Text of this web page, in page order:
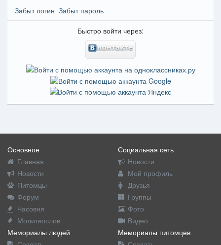
Забыт логин Забыт пароль
Быстро войти через:
Основное
Главная
Новости
Питомцы
Форум
Часовня
Молитвослов
Социальная сеть
Новости
Мой профиль
Друзья
Группы
Фото
Видео
Мемориалы людей
Мемориалы питомцев